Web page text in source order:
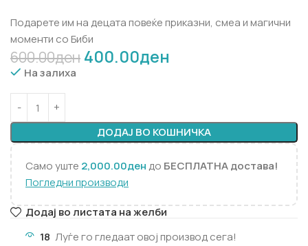
Подарете им на децата повеќе приказни, смеа и магични
моменти со Биби
600.00ден 400.00ден
На залиха
ДОДАЈ ВО КОШНИЧКА
Само уште 2,000.00дендо БЕСПЛАТНА достава!
Погледни производи
Додај во листата на желби
18 Луѓе го гледаат овој производ сега!